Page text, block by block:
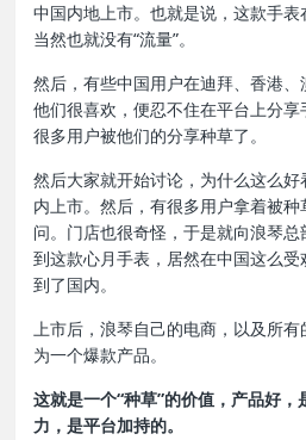
中国内地上市。也就是说，这款手表
当然也就没有“流量”。
然后，有些中国用户在迪拜、香港、
他们很喜欢，便忍不住在平台上分享
很多用户被他们的分享种草了。
然后大家就开始讨论，为什么这么
内上市。然后，有很多用户拿着被
问。门店也很奇怪，于是就向浪琴
到这款心月手表，居然在中国这么
到了国内。
上市后，浪琴自己的电商，以及所
为一个爆款产品。
这就是一个“种草”的价值，产品好
力，是平台加持的。